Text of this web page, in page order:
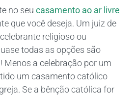
no seu casamento ao ar livre
que você deseja. Um juiz de
religioso ou
todas as opções são
Menos a celebração por um
um casamento católico
Se a bênção católica for